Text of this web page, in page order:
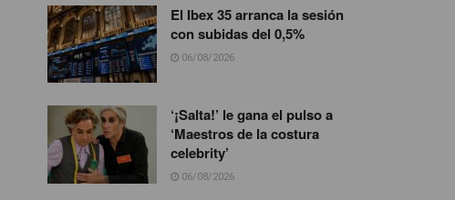
El Ibex 35 arranca la sesión
con subidas del 0,5%
06/08/2026
‘¡Salta!’ le gana el pulso a
‘Maestros de la costura
celebrity’
06/08/2026